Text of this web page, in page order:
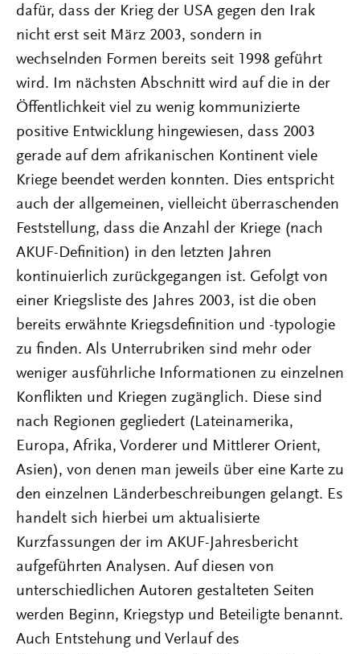
dafür, dass der Krieg der USA gegen den Irak
nicht erst seit März 2003, sondern in
wechselnden Formen bereits seit 1998 geführt
wird. Im nächsten Abschnitt wird auf die in der
Öffentlichkeit viel zu wenig kommunizierte
positive Entwicklung hingewiesen, dass 2003
gerade auf dem afrikanischen Kontinent viele
Kriege beendet werden konnten. Dies entspricht
auch der allgemeinen, vielleicht überraschenden
Feststellung, dass die Anzahl der Kriege (nach
AKUF-Definition) in den letzten Jahren
kontinuierlich zurückgegangen ist. Gefolgt von
einer Kriegsliste des Jahres 2003, ist die oben
bereits erwähnte Kriegsdefinition und -typologie
zu finden. Als Unterrubriken sind mehr oder
weniger ausführliche Informationen zu einzelnen
Konflikten und Kriegen zugänglich. Diese sind
nach Regionen gegliedert (Lateinamerika,
Europa, Afrika, Vorderer und Mittlerer Orient,
Asien), von denen man jeweils über eine Karte zu
den einzelnen Länderbeschreibungen gelangt. Es
handelt sich hierbei um aktualisierte
Kurzfassungen der im AKUF-Jahresbericht
aufgeführten Analysen. Auf diesen von
unterschiedlichen Autoren gestalteten Seiten
werden Beginn, Kriegstyp und Beteiligte benannt.
Auch Entstehung und Verlauf des